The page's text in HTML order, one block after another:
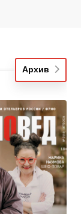
Архив